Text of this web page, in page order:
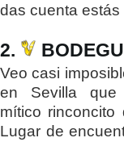
das cuenta
2.
Veo casi
en Sevilla
mítico
Lugar de